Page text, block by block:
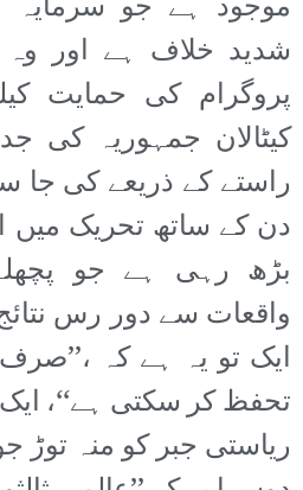
شدید خلاف ہے اور
پروگرام کی حمایت
کیٹالان جمہوریہ
راستے کے ذریعے کی جا
دن کے ساتھ تحریک میں
بڑھ رہی ہے جو
واقعات سے دور رس
ایک تو یہ ہے کہ
تحفظ کر سکتی ہے‘‘،
ریاستی جبر کو منہ